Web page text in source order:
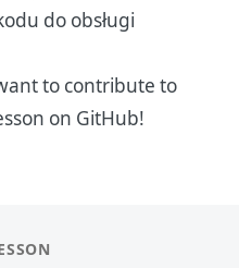
do obsługi
to contribute to
on GitHub!